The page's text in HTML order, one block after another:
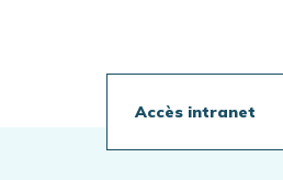
Accès intranet